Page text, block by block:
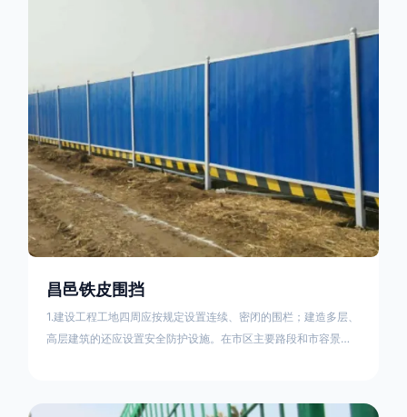
昌邑铁皮围挡
1.建设工程工地四周应按规定设置连续、密闭的围栏；建造多层、
高层建筑的还应设置安全防护设施。在市区主要路段和市容景观
料应保证围栏稳固、整洁、美观。市政工程项目工地，可按工程